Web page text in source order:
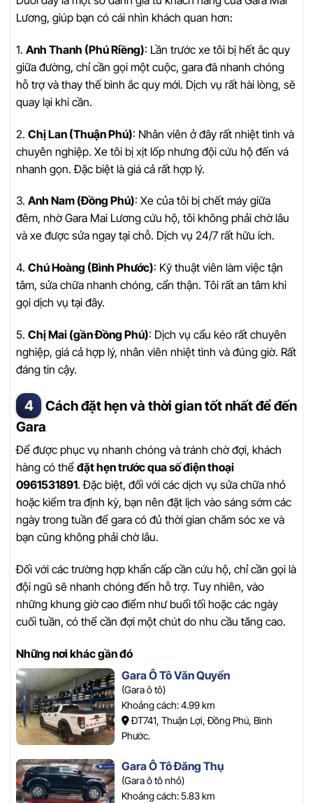
Lương, giúp bạn có cái nhìn khách quan hơn:
1. Anh Thanh (Phú Riềng): Lần trước xe tôi bị hết ắc quy
giữa đường, chỉ cần gọi một cuộc, gara đã nhanh chóng
hỗ trợ và thay thế bình ắc quy mới. Dịch vụ rất hài lòng, sẽ
quay lại khi cần.
2. Chị Lan (Thuận Phú): Nhân viên ở đây rất nhiệt tình và
chuyên nghiệp. Xe tôi bị xịt lốp nhưng đội cứu hộ đến vá
nhanh gọn. Đặc biệt là giá cả rất hợp lý.
3. Anh Nam (Đồng Phú): Xe của tôi bị chết máy giữa
đêm, nhờ Gara Mai Lương cứu hộ, tôi không phải chờ lâu
và xe được sửa ngay tại chỗ. Dịch vụ 24/7 rất hữu ích.
4. Chú Hoàng (Bình Phước): Kỹ thuật viên làm việc tận
tâm, sửa chữa nhanh chóng, cẩn thận. Tôi rất an tâm khi
gọi dịch vụ tại đây.
5. Chị Mai (gần Đồng Phú): Dịch vụ cẩu kéo rất chuyên
nghiệp, giá cả hợp lý, nhân viên nhiệt tình và đúng giờ. Rất
đáng tin cậy.
Cách đặt hẹn và thời gian tốt nhất để đến
Gara
Để được phục vụ nhanh chóng và tránh chờ đợi, khách
hàng có thể đặt hẹn trước qua số điện thoại
0961531891. Đặc biệt, đối với các dịch vụ sửa chữa nhỏ
hoặc kiểm tra định kỳ, bạn nên đặt lịch vào sáng sớm các
ngày trong tuần để gara có đủ thời gian chăm sóc xe và
bạn cũng không phải chờ lâu.
Đối với các trường hợp khẩn cấp cần cứu hộ, chỉ cần gọi là
đội ngũ sẽ nhanh chóng đến hỗ trợ. Tuy nhiên, vào
những khung giờ cao điểm như buổi tối hoặc các ngày
cuối tuần, có thể cần đợi một chút do nhu cầu tăng cao.
Những nơi khác gần đó
Gara Ô Tô Văn Quyển
(Gara ô tô)
Khoảng cách: 4.99 km
ĐT741, Thuận Lợi, Đồng Phú, Bình
Phước.
Gara Ô Tô Đăng Thụ
(Gara ô tô nhỏ)
Khoảng cách: 5.83 km